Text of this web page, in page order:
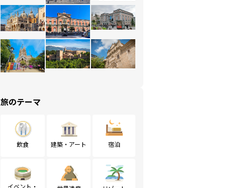
旅のテーマ
飲食 建築・アート 宿泊
イベント・